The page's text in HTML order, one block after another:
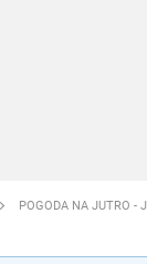
POGODA NA JUTRO -